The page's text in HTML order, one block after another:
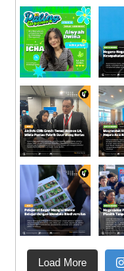
Load More